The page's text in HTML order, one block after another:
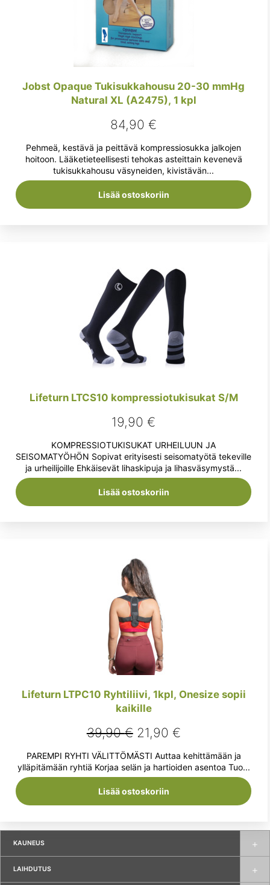
KAUNEUS
LAIHDUTUS
Jobst Opaque Tukisukkahousu 20-30 mmHg
Natural XL (A2475), 1 kpl
84,90€
Pehmeä, kestävä ja peittävä kompressiosukka jalkojen
hoitoon. Lääketieteellisesti tehokas asteittain kevenevä
tukisukkahousu väsyneiden, kivistävän...
Lisää ostoskoriin
Lifeturn LTCS10 kompressiotukisukat S/M
19,90€
KOMPRESSIOTUKISUKAT URHEILUUN JA
SEISOMATYÖHÖN Sopivat erityisesti seisomatyötä tekeville
ja urheilijoille Ehkäisevät lihaskipuja ja lihasväsymystä...
Lisää ostoskoriin
Lifeturn LTPC10 Ryhtiliivi, 1kpl, Onesize sopii
kaikille
39,90€ Alkuperäinen
hinta
oli:
39,90 €.
21,90 €Nykyinen
hinta
on:
PAREMPI RYHTI VÄLITTÖMÄSTI Auttaa kehittämään ja
ylläpitämään ryhtiä Korjaa selän ja hartioiden asentoa Tuo...
Lisää ostoskoriin